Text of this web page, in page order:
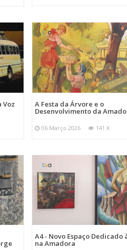
Voz A Festa da Árvore e o
Desenvolvimento da
06 Março 2026 141 K
A4 - Novo Espaço Dedicado
na Amadora